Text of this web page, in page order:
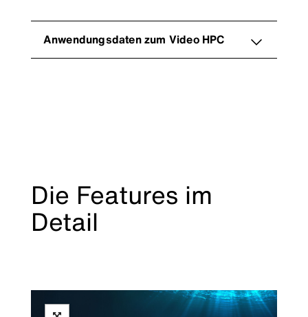
Anwendungsdaten zum Video HPC
Die Features im
Detail